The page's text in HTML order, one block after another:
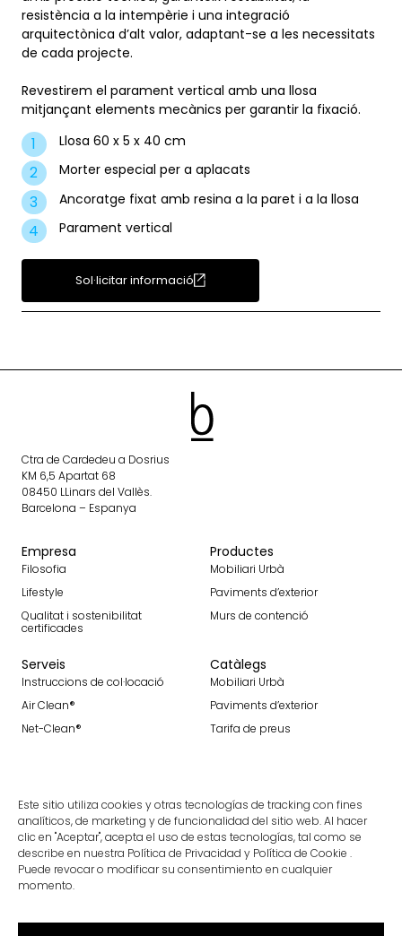
Este sitio utiliza cookies y otras tecnologías de tracking con fines
analíticos, de marketing y de funcionalidad del sitio web. Al hacer
clic en "Aceptar", acepta el uso de estas tecnologías, tal como se
describe en nuestra Política de Privacidad y Política de Cookie .
Puede revocar o modificar su consentimiento en cualquier
momento.
resistència a la intempèrie i una integració
arquitectònica d’alt valor, adaptant-se a les necessitats
de cada projecte.
Revestirem el parament vertical amb una llosa
mitjançant elements mecànics per garantir la fixació.
Llosa 60 x 5 x 40 cm
Morter especial per a aplacats
Ancoratge fixat amb resina a la paret i a la llosa
Parament vertical
Sol·licitar informació
Ctra de Cardedeu a Dosrius
KM 6,5 Apartat 68
08450 LLinars del Vallès.
Barcelona – Espanya
Empresa
Filosofia
Lifestyle
Qualitat i sostenibilitat
certificades
Productes
Mobiliari Urbà
Paviments d’exterior
Murs de contenció
Serveis
Instruccions de col·locació
Air Clean®
Net-Clean®
Catàlegs
Mobiliari Urbà
Paviments d’exterior
Tarifa de preus
Uneix-te a nosaltres
Rep les nostres darreres notícies